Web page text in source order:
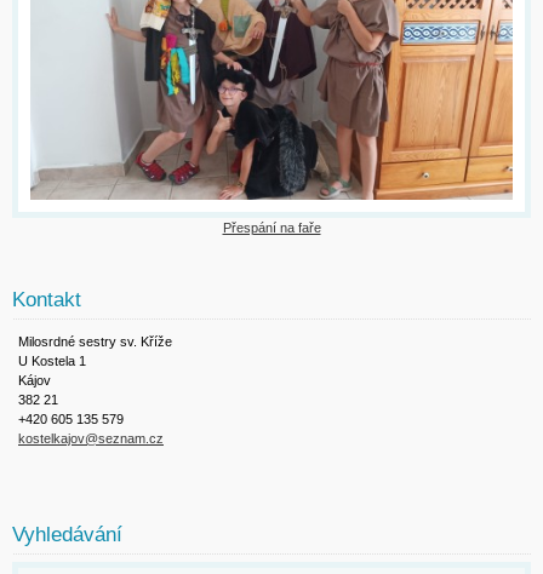
Přespání na faře
Kontakt
Milosrdné sestry sv. Kříže
U Kostela 1
Kájov
382 21
+420 605 135 579
kostelkajov@seznam.cz
Vyhledávání